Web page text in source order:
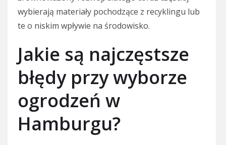
wybierają materiały pochodzące z recyklingu lub
te o niskim wpływie na środowisko.
Jakie są najczęstsze
błędy przy wyborze
ogrodzeń w
Hamburgu?